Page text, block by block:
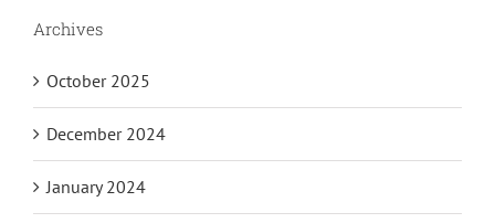
Archives
October 2025
December 2024
January 2024